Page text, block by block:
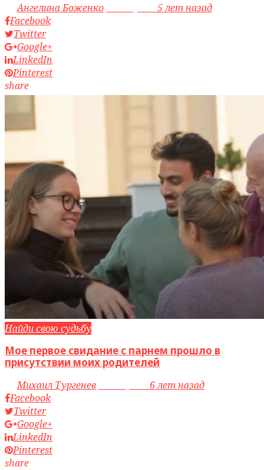
byАнгелина Боженко
5 лет назад
Facebook
Twitter
Google+
LinkedIn
Pinterest
share
Найди свою судьбу
Мое первое свидание с парнем прошло в
присутствии моих родителей
byМихаил Тургенев
6 лет назад
Facebook
Twitter
Google+
LinkedIn
Pinterest
share